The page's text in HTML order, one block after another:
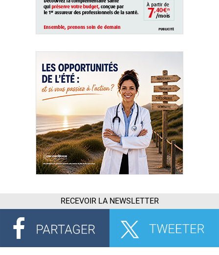
RECEVOIR LA NEWSLETTER